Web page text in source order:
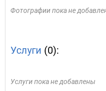
Фотографии пока не
Услуги (0):
Услуги пока не добавлены